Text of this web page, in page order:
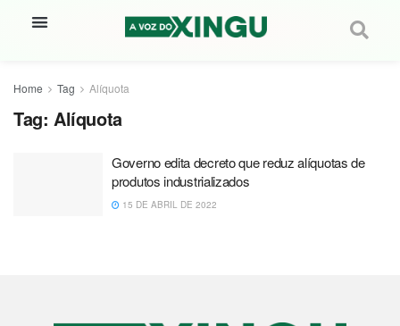
Home Tag Alíquota
Tag: Alíquota
Governo edita decreto que reduz alíquotas de
produtos industrializados
15 DE ABRIL DE 2022